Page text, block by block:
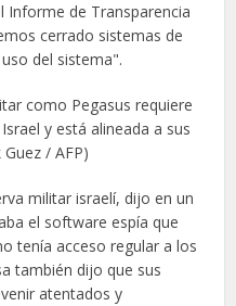
de Transparencia
cerrado sistemas de
del sistema".
como Pegasus requiere
y está alineada a sus
Guez / AFP)
militar israelí, dijo en un
el software espía que
tenía acceso regular a los
también dijo que sus
atentados y